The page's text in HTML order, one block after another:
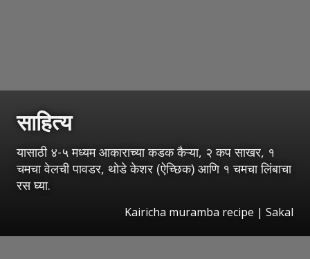
साहित्य
यासाठी ४-५ मध्यम आकाराच्या कडक कैऱ्या, २ कप साखर, १
चमचा वेलची पावडर, थोडे केशर (ऐच्छिक) आणि १ चमचा लिंबाचा
रस घ्या.
Kairicha muramba recipe | Sakal